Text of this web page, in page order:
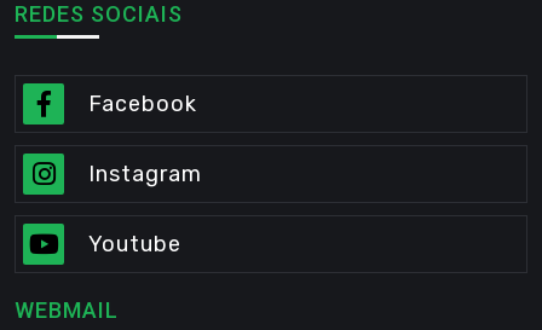
REDES SOCIAIS
Facebook
Instagram
Youtube
WEBMAIL